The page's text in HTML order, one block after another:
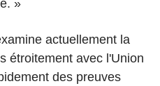
»
actuellement la
étroitement avec l'Union
des preuves